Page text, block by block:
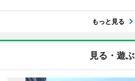
もっと見る
見る・遊ぶ